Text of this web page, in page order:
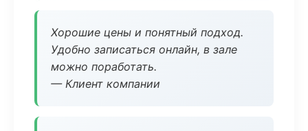
Хорошие цены и понятный подход.
Удобно записаться онлайн, в зале
можно поработать.
— Клиент компании